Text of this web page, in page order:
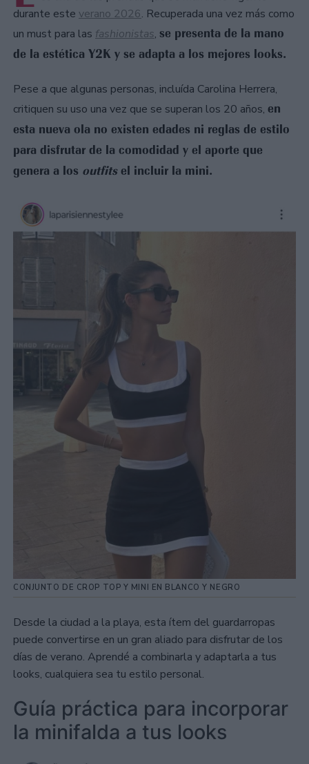
durante este verano 2026. Recuperada una vez más como
un must para las fashionistas, se presenta de la mano
de la estética Y2K y se adapta a los mejores looks.
Pese a que algunas personas, incluída Carolina Herrera,
critiquen su uso una vez que se superan los 20 años, en
esta nueva ola no existen edades ni reglas de estilo
para disfrutar de la comodidad y el aporte que
genera a los outfitsel incluir la mini.
CONJUNTO DE CROP TOP Y MINI EN BLANCO Y NEGRO
Desde la ciudad a la playa, esta ítem del guardarropas
puede convertirse en un gran aliado para disfrutar de los
días de verano. Aprendé a combinarla y adaptarla a tus
looks, cualquiera sea tu estilo personal.
Guía práctica para incorporar
la minifalda a tus looks